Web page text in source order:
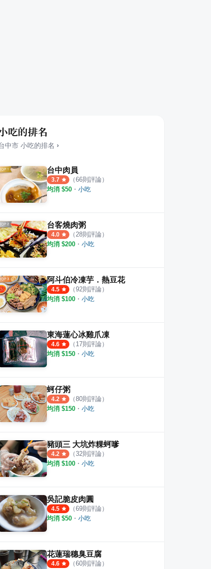
評論 4.0
吃的排名
中市 小吃的排名 ›
台中肉員
3.7 （66則評論）
均消 $50 ・ 小吃
台客燒肉粥
4.0 （ 28則評論）
均消 $200 ・ 小吃
阿斗伯冷凍芋．熱豆花
4.5 （92則評論）
均消 $100 ・ 小吃
東海蓮心冰雞爪凍
4.6 （ 17則評論）
均消 $150 ・ 小吃
蚵仔粥
4.2 （80則評論）
均消 $150 ・ 小吃
豬頭三 大坑炸粿蚵嗲
4.2 （32則評論）
均消 $100 ・ 小吃
吳記脆皮肉圓
4.5 （69則評論）
均消 $50 ・ 小吃
花蓮瑞穗臭豆腐
4.6 （60則評論）